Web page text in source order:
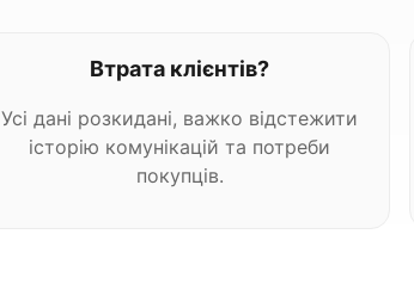
Втрата клієнтів?
Усі дані розкидані, важко відстежити
історію комунікацій та потреби
покупців.